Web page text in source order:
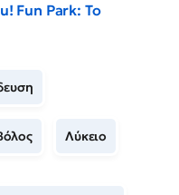
Fun Park: Το
Λύκειο